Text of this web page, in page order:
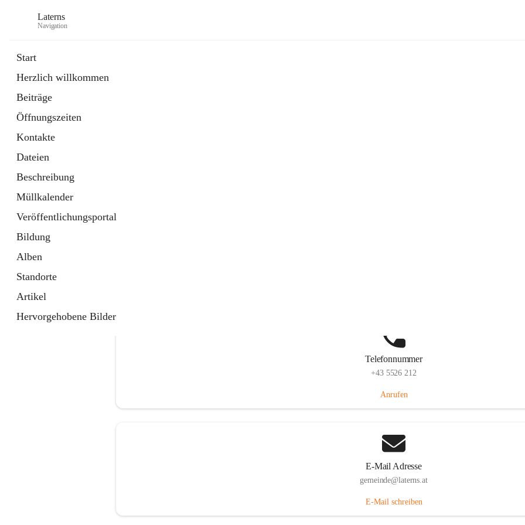
Laterns
Navigation
Start
Herzlich willkommen
Beiträge
Öffnungszeiten
Kontakte
Dateien
Beschreibung
Müllkalender
Veröffentlichungsportal
Bildung
Alben
Standorte
Artikel
Hervorgehobene Bilder
Telefonnummer
+43 5526 212
Anrufen
E-Mail Adresse
gemeinde@laterns.at
E-Mail schreiben